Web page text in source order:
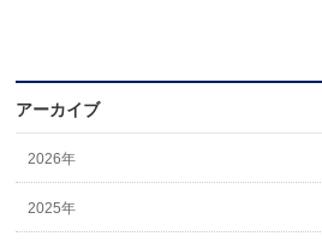
アーカイブ
2026年
2025年